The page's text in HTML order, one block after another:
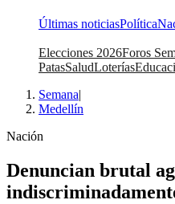
Últimas noticiasPolítica
Elecciones 2026Foros
PatasSaludLoterías
Semana|
Medellín
Nación
Denuncian brutal